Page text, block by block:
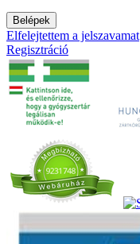
Belépek
Elfelejtettem a jelszavamat
Regisztráció